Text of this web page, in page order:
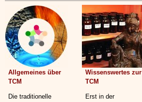
Allgemeines über
TCM
Die traditionelle
Wissenswertes zur
TCM
Erst in der